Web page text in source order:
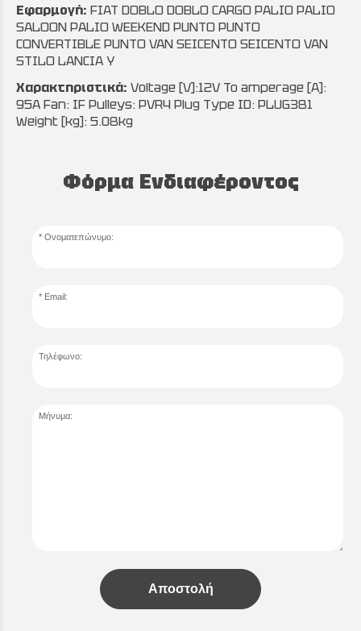
Εφαρμογή: FIAT DOBLO DOBLO CARGO PALIO PALIO
SALOON PALIO WEEKEND PUNTO PUNTO
CONVERTIBLE PUNTO VAN SEICENTO SEICENTO VAN
STILO LANCIA Y
Χαρακτηριστικά: Voltage [V]:12V To amperage [A]:
95A Fan: IF Pulleys: PVR4 Plug Type ID: PLUG381
Weight [kg]: 5.08kg
Φόρμα Ενδιαφέροντος
Ονοματεπώνυμο:
Email:
Τηλέφωνο:
Μήνυμα:
Αποστολή